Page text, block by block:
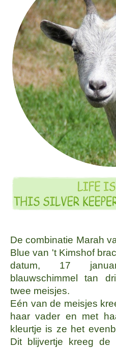
De combinatie Marah
Blue van 't Kimshof
datum, 17
blauwschimmel tan
twee meisjes.
Eén van de meisjes
haar vader en met
kleurtje is ze het
Dit blijvertje kreeg